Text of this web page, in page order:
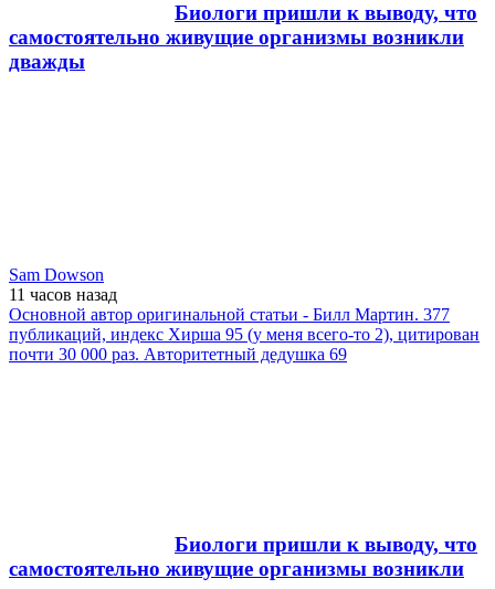
Биологи пришли к выводу, что
самостоятельно живущие организмы возникли
дважды
Sam Dowson
11 часов назад
Основной автор оригинальной статьи - Билл Мартин. 377
публикаций, индекс Хирша 95 (у меня всего-то 2), цитирован
почти 30 000 раз. Авторитетный дедушка 69
Биологи пришли к выводу, что
самостоятельно живущие организмы возникли